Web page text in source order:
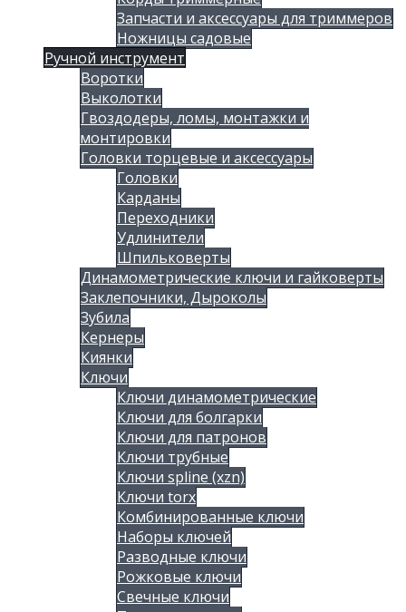
Запчасти и аксессуары для триммеров
Ножницы садовые
Ручной инструмент
Воротки
Выколотки
Гвоздодеры, ломы, монтажки и
монтировки
Головки торцевые и аксессуары
Головки
Карданы
Переходники
Удлинители
Шпильковерты
Динамометрические ключи и гайковерты
Заклепочники, Дыроколы
Зубила
Кернеры
Киянки
Ключи
Ключи динамометрические
Ключи для болгарки
Ключи для патронов
Ключи трубные
Ключи spline (xzn)
Ключи torx
Комбинированные ключи
Наборы ключей
Разводные ключи
Рожковые ключи
Свечные ключи